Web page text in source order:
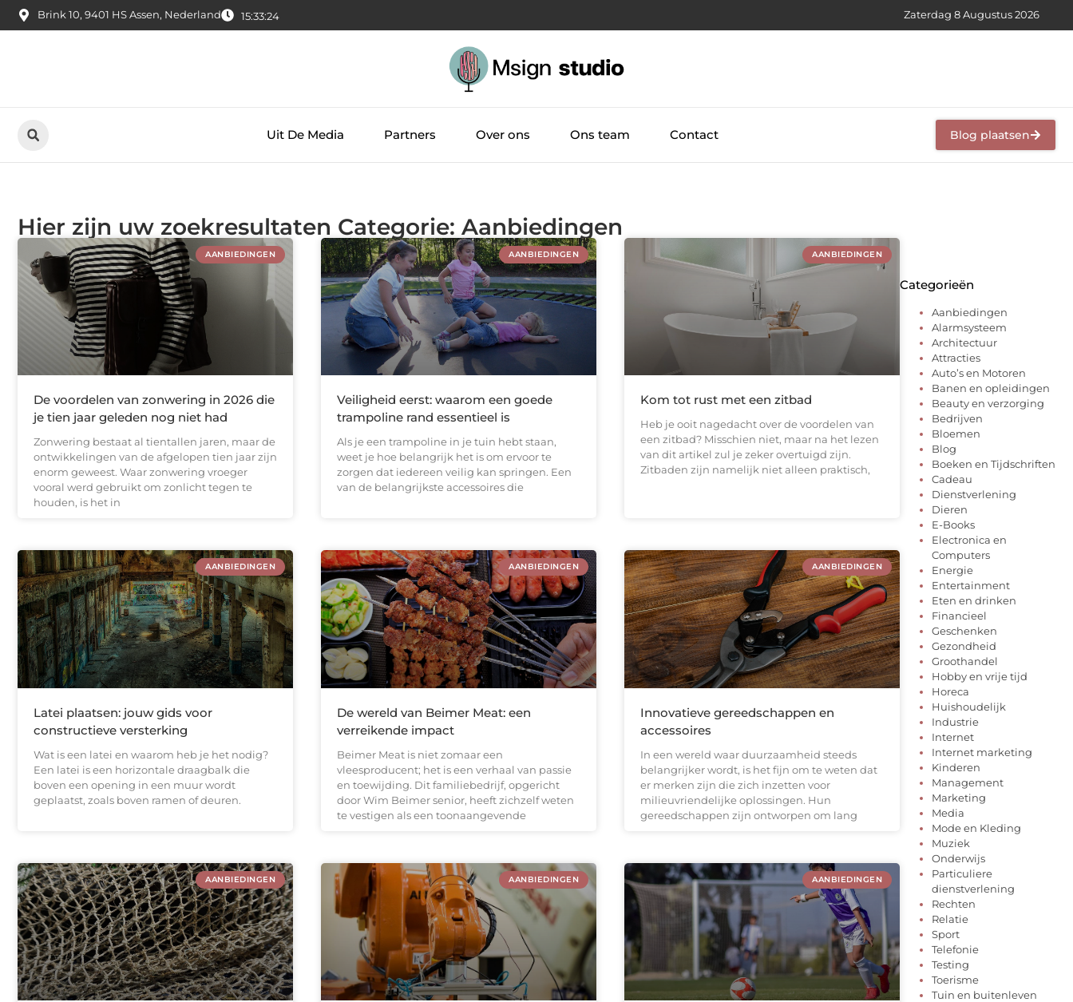
Brink 10, 9401 HS Assen, Nederland 15:33:26 Zaterdag 8 Augustus 2026
Uit De Media Partners Over ons Ons team Contact Blog plaatsen
Hier zijn uw zoekresultaten Categorie: Aanbiedingen
AANBIEDINGEN
De voordelen van zonwering in 2026 die
je tien jaar geleden nog niet had
Zonwering bestaat al tientallen jaren, maar de
ontwikkelingen van de afgelopen tien jaar zijn
enorm geweest. Waar zonwering vroeger
vooral werd gebruikt om zonlicht tegen te
houden, is het in
AANBIEDINGEN
Veiligheid eerst: waarom een goede
trampoline rand essentieel is
Als je een trampoline in je tuin hebt staan,
weet je hoe belangrijk het is om ervoor te
zorgen dat iedereen veilig kan springen. Een
van de belangrijkste accessoires die
AANBIEDINGEN
Kom tot rust met een zitbad
Heb je ooit nagedacht over de voordelen van
een zitbad? Misschien niet, maar na het lezen
van dit artikel zul je zeker overtuigd zijn.
Zitbaden zijn namelijk niet alleen praktisch,
AANBIEDINGEN
Latei plaatsen: jouw gids voor
constructieve versterking
Wat is een latei en waarom heb je het nodig?
Een latei is een horizontale draagbalk die
boven een opening in een muur wordt
geplaatst, zoals boven ramen of deuren.
AANBIEDINGEN
De wereld van Beimer Meat: een
verreikende impact
Beimer Meat is niet zomaar een
vleesproducent; het is een verhaal van passie
en toewijding. Dit familiebedrijf, opgericht
door Wim Beimer senior, heeft zichzelf weten
te vestigen als een toonaangevende
AANBIEDINGEN
Innovatieve gereedschappen en
accessoires
In een wereld waar duurzaamheid steeds
belangrijker wordt, is het fijn om te weten dat
er merken zijn die zich inzetten voor
milieuvriendelijke oplossingen. Hun
gereedschappen zijn ontworpen om lang
AANBIEDINGEN AANBIEDINGEN AANBIEDINGEN
Categorieën
Aanbiedingen
Alarmsysteem
Architectuur
Attracties
Auto’s en Motoren
Banen en opleidingen
Beauty en verzorging
Bedrijven
Bloemen
Blog
Boeken en Tijdschriften
Cadeau
Dienstverlening
Dieren
E-Books
Electronica en
Computers
Energie
Entertainment
Eten en drinken
Financieel
Geschenken
Gezondheid
Groothandel
Hobby en vrije tijd
Horeca
Huishoudelijk
Industrie
Internet
Internet marketing
Kinderen
Management
Marketing
Media
Mode en Kleding
Muziek
Onderwijs
Particuliere
dienstverlening
Rechten
Relatie
Sport
Telefonie
Testing
Toerisme
Tuin en buitenleven